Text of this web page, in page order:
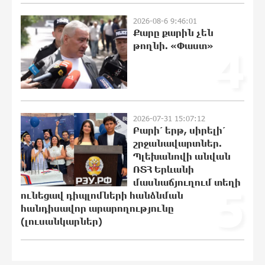
Սպասվում է քամու ուժգնացում,
ամպրոպ․ եղանակը՝ օգոստոսի 7-ից
11-ին
23:32:35 6-08-2026
Խոշոր հրդեհ՝ Երևանի Սիլիկյան
թաղամասի հարևանությամբ գտնվող
աղբավայրում. կրակն ու ծուխը
տեսանելի են մի քանի կիլոմետրից
23:14:18 6-08-2026
Հնդկաստանի և Իսրայելի
վարչապետները քննարկել են
Մերձավոր Արևելքում տիրող
իրավիճակը
շրջանում արմատից փտած
2026-08-6 9:46:01
Քարը քարին չեն
թողնի. «Փաստ»
2026-07-31 15:07:12
Բարի՛ երթ, սիրելի՛
շրջանավարտներ.
Պլեխանովի անվան
ՌՏՀ Երևանի
մասնաճյուղում տեղի
ունեցավ դիպլոմների հանձնման
հանդիսավոր արարողությունը
(լուսանկարներ)